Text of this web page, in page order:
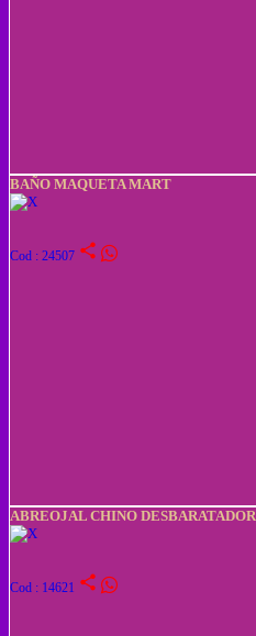
BAÑO MAQUETA MART
Cod : 24507 share
ABREOJAL CHINO DESBARATADOR
Cod : 14621 share